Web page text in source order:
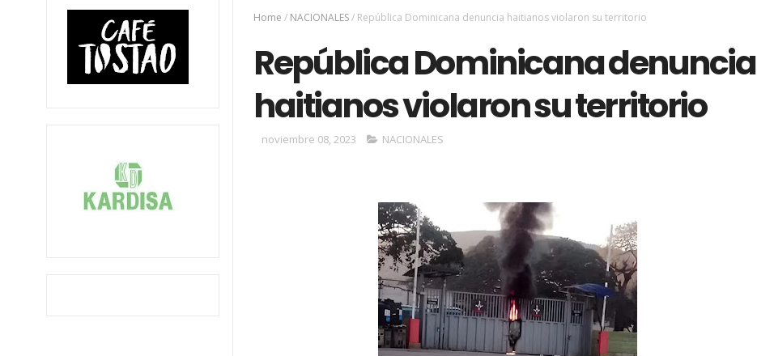
Home / NACIONALES/ República Dominicana denuncia haitianos violaron su territorio
República Dominicana denuncia
haitianos violaron su territorio
noviembre 08, 2023 NACIONALES